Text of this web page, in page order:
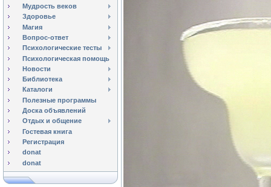
Мудрость веков
Здоровье
Магия
Вопрос-ответ
Психологические тесты
Психологическая помощь
Новости
Библиотека
Каталоги
Полезные программы
Доска объявлений
Отдых и общение
Гостевая книга
Регистрация
donat
donat